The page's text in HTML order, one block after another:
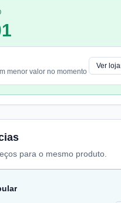
menor valor no momento
Ver loja
para o mesmo produto.